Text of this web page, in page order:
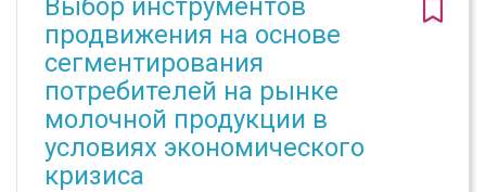
Выбор инструментов
продвижения на основе
сегментирования
потребителей на рынке
молочной продукции в
условиях экономического
кризиса